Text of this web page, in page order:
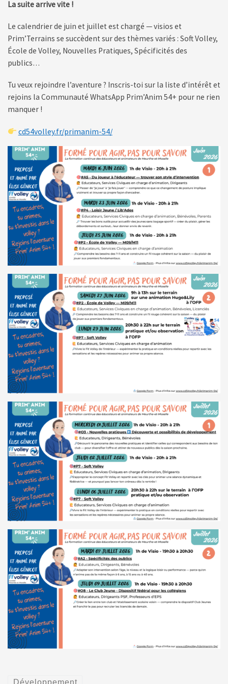
La suite arrive vite !
Le calendrier de juin et juillet est chargé — visios et
Prim’Terrains se succèdent sur des thèmes variés : Soft Volley,
École de Volley, Nouvelles Pratiques, Spécificités des
publics…
Tu veux rejoindre l’aventure ? Inscris-toi sur la liste d’intérêt et
rejoins la Communauté WhatsApp Prim’Anim 54+ pour ne rien
manquer !
cd54volley.fr/primanim-54/